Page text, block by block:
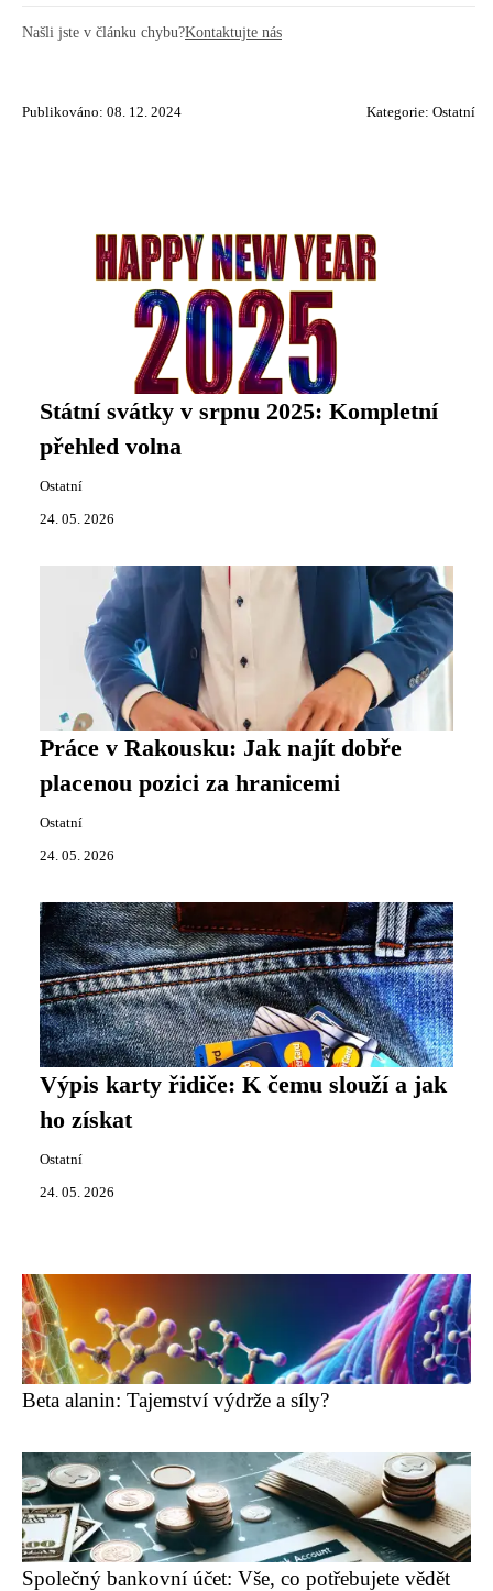
Našli jste v článku chybu?Kontaktujte nás
Publikováno: 08. 12. 2024 Kategorie: Ostatní
Státní svátky v srpnu 2025: Kompletní
přehled volna
Ostatní
24. 05. 2026
Práce v Rakousku: Jak najít dobře
placenou pozici za hranicemi
Ostatní
24. 05. 2026
Výpis karty řidiče: K čemu slouží a jak
ho získat
Ostatní
24. 05. 2026
Beta alanin: Tajemství výdrže a síly?
Společný bankovní účet: Vše, co potřebujete vědět